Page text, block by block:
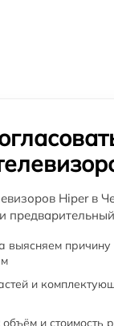
Hiper
телевизора
Hiper
телевизора
видеосигнала
Hiper в
выясняем причину
и
объём и стоимость